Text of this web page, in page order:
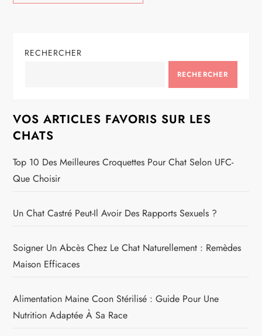
RECHERCHER
RECHERCHER
VOS ARTICLES FAVORIS SUR LES
CHATS
Top 10 Des Meilleures Croquettes Pour Chat Selon UFC-
Que Choisir
Un Chat Castré Peut-Il Avoir Des Rapports Sexuels ?
Soigner Un Abcès Chez Le Chat Naturellement : Remèdes
Maison Efficaces
Alimentation Maine Coon Stérilisé : Guide Pour Une
Nutrition Adaptée À Sa Race